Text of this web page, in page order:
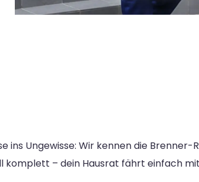
ins Ungewisse: Wir kennen die
komplett – dein Hausrat fährt einfach